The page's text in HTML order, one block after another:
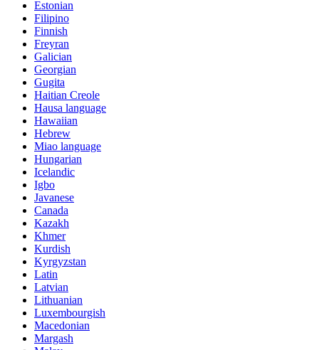
Estonian
Filipino
Finnish
Freyran
Galician
Georgian
Gugita
Haitian Creole
Hausa language
Hawaiian
Hebrew
Miao language
Hungarian
Icelandic
Igbo
Javanese
Canada
Kazakh
Khmer
Kurdish
Kyrgyzstan
Latin
Latvian
Lithuanian
Luxembourgish
Macedonian
Margash